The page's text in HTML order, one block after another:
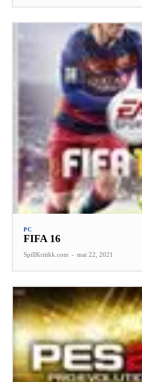
PC
FIFA 16
SpillKritikk.com - mai 22, 2021